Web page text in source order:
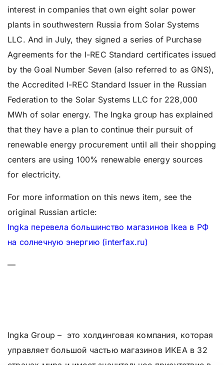
interest in companies that own eight solar power
plants in southwestern Russia from Solar Systems
LLC. And in July, they signed a series of Purchase
Agreements for the I-REC Standard certificates issued
by the Goal Number Seven (also referred to as GNS),
the Accredited I-REC Standard Issuer in the Russian
Federation to the Solar Systems LLC for 228,000
MWh of solar energy. The Ingka group has explained
that they have a plan to continue their pursuit of
renewable energy procurement until all their shopping
centers are using 100% renewable energy sources
for electricity.
For more information on this news item, see the
original Russian article:
Ingka перевела большинство магазинов Ikea в РФ
на солнечную энергию (interfax.ru)
—
Ingka Group – это холдинговая компания, которая
управляет большой частью магазинов ИКЕА в 32